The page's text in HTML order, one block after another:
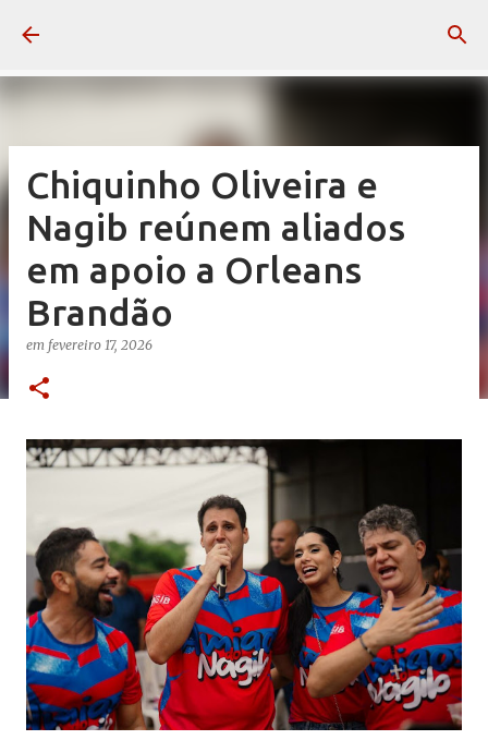
Chiquinho Oliveira e
Nagib reúnem aliados
em apoio a Orleans
Brandão
em fevereiro 17, 2026